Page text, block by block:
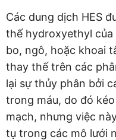
Các dung dịch HES
thế hydroxyethyl
bo, ngô, hoặc khoai
thay thế trên các
lại sự thủy phân bởi
trong máu, do đó
mạch, nhưng việc
tụ trong các mô lưới